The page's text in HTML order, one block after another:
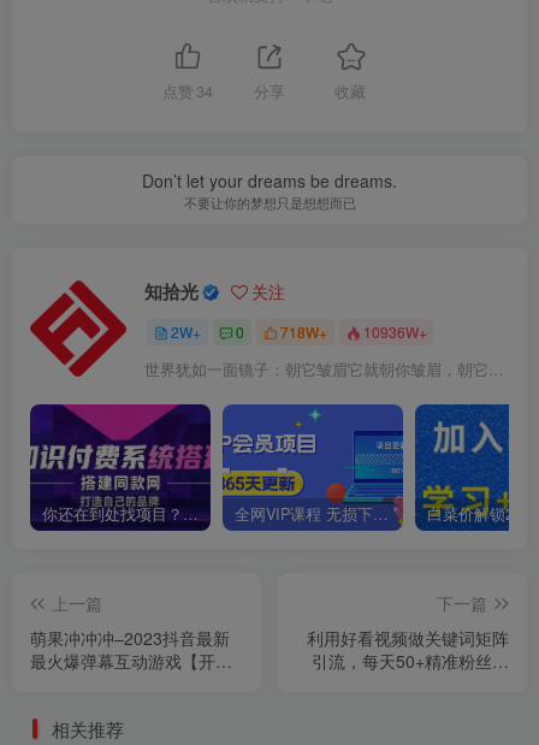
点赞 34 分享 收藏
Don’t let your dreams be dreams.
不要让你的梦想只是想想而已
知拾光 关注
2W+ 0 718W+ 10936W+
世界犹如一面镜子：朝它皱眉它就朝你皱眉，朝它微笑它也吵你微笑
你还在到处找项目？还在当韭菜？我靠卖项目一个月收入5万+，曾经我也是个失败者。 全网VIP课程 无损下载~
上一篇
萌果冲冲冲–2023抖音最新
最火爆弹幕互动游戏【开播
下一篇
利用好看视频做关键词矩阵
引流，每天50+精准粉丝转
相关推荐